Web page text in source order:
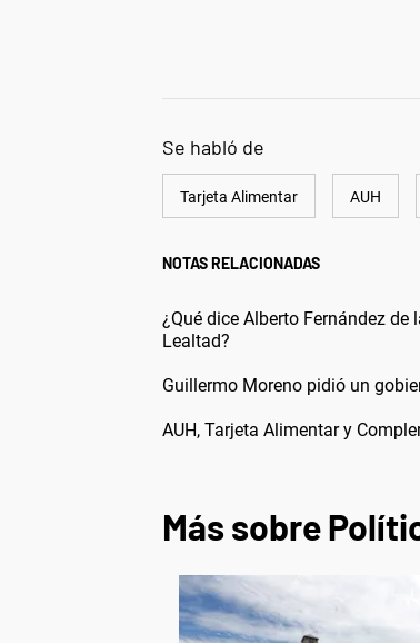
Se habló de
Tarjeta Alimentar AUH
NOTAS RELACIONADAS
¿Qué dice Alberto Fernández
Lealtad?
Guillermo Moreno pidió un
AUH, Tarjeta Alimentar y
Más sobre